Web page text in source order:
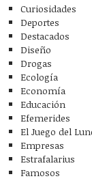
Curiosidades
Deportes
Destacados
Diseño
Drogas
Ecología
Economía
Educación
Efemerides
El Juego del
Empresas
Estrafalarius
Famosos